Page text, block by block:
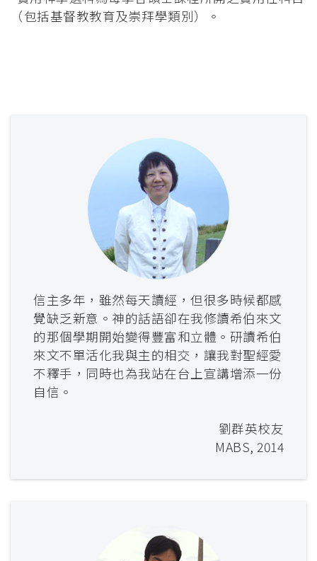
（包括基督教教育及崇拜學類別）。
信主多年，雖然每天讀經，但很多時候都感
覺缺乏新意。神的話語卻在我修讀希伯來文
的那個學期開始變得豐富和立體。研讀希伯
來文不單活化我與主的相交，讓我對聖經愛
不釋手，同時也為我站在台上宣講增添一份
自信。
劉群英校友
MABS, 2014